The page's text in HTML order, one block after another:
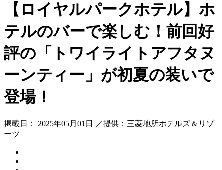
【ロイヤルパークホテル】ホ
テルのバーで楽しむ！前回好
評の「トワイライトアフタヌ
ーンティー」が初夏の装いで
登場！
掲載日： 2025年05月01日 ／提供：三菱地所ホテルズ＆リゾ
ーツ